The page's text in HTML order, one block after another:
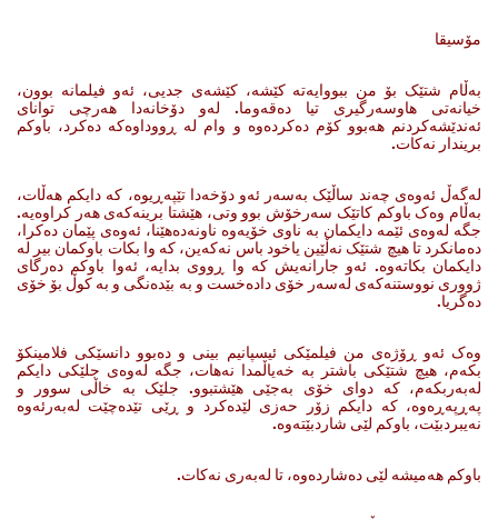
مۆسیقا
به‌ڵام شتێک بۆ من ببووایه‌ته‌ کێشه‌، کێشه‌ی جدیی، ئه‌و فیلمانه‌ بوون،
خیانه‌تی هاوسه‌رگیری تیا ده‌قه‌وما. له‌و دۆخانه‌دا هه‌رچی توانای
ئه‌ندێشه‌کردنم هه‌بوو کۆم ده‌کرده‌وه‌ و وام له‌ ڕووداوه‌که‌ ده‌کرد، باوکم
بریندار نه‌کات.
له‌گه‌ڵ ئه‌وه‌ی چه‌ند ساڵێک به‌سه‌ر ئه‌و دۆخه‌دا تێپه‌ڕیوه‌، که‌ دایکم هه‌ڵات،
به‌ڵام وه‌ک باوکم کاتێک سه‌رخۆش بوو وتی، هێشتا برینه‌که‌ی هه‌ر کراوه‌یه‌.
جگه‌ له‌وه‌ی ئێمه‌ دایکمان به‌ ناوی خۆیه‌وه‌ ناونه‌ده‌هێنا، ئه‌وه‌ی پێمان ده‌کرا،
ده‌مانکرد تا هیچ شتێک نه‌ڵێین یاخود باس نه‌که‌ین، که‌ وا بکات باوکمان بیر له‌
دایکمان بکاته‌وه‌‌. ئه‌و جارانه‌یش که‌ وا ڕووی بدایه‌، ئه‌وا باوکم ده‌رگای
ژووری نووستنه‌که‌ی له‌سه‌ر خۆی داده‌خست‌ و به‌ بێده‌نگی ‌و به‌ کوڵ بۆ خۆی
ده‌گریا.
وه‌ک ئه‌و ڕۆژه‌ی من فیلمێکی ئیسپانیم بینی‌ و ده‌بوو دانسێکی فلامینکۆ
بکه‌م، هیچ شتێکی باشتر به‌ خه‌یاڵمدا نه‌هات، جگه‌ له‌وه‌ی جلێکی دایکم
له‌به‌ربکه‌م، که‌ دوای خۆی به‌جێی هێشتبوو. جلێک به‌ خاڵی سوور و
په‌ڕپه‌ڕه‌وه‌، که‌ دایکم زۆر حه‌زی لێده‌کرد و ڕێی تێده‌چێت له‌به‌رئه‌وه‌
نه‌یبردبێت، باوکم لێی شاردبێته‌وه‌.
باوکم هه‌میشه‌ لێی ده‌شارده‌وه‌، تا له‌به‌ری نه‌کات.